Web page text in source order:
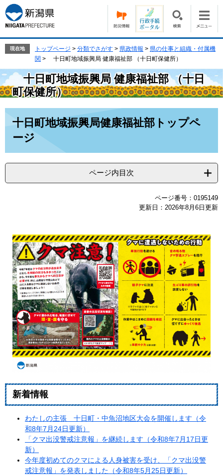
ー
ジ
の
で
す。
ニ
ュ
ー
ば
し
て
本
文
現在地 トップページ > 分類でさがす > 県政情報 > 県の仕事と組織・付属機
関 > 十日町地域振興局 健康福祉部 （十日町保健所）
十日町地域振興局 健康福祉部 （十日
町保健所）
十日町地域振興局健康福祉部トップペ
ージ
ページ内目次
ページ番号：0195149
更新日：2026年8月6日更新
新着情報​ ​ ​
わたしの主張 十日町・中魚沼地区大会を開催します（令
和8年7月24日更新）
「クマ出没警戒注意報」を継続します（令和8年7月17日更
新）
今年度初めてのクマによる人身被害を受け、「クマ出没警
戒注意報」を発表しました（令和8年5月25日更新）